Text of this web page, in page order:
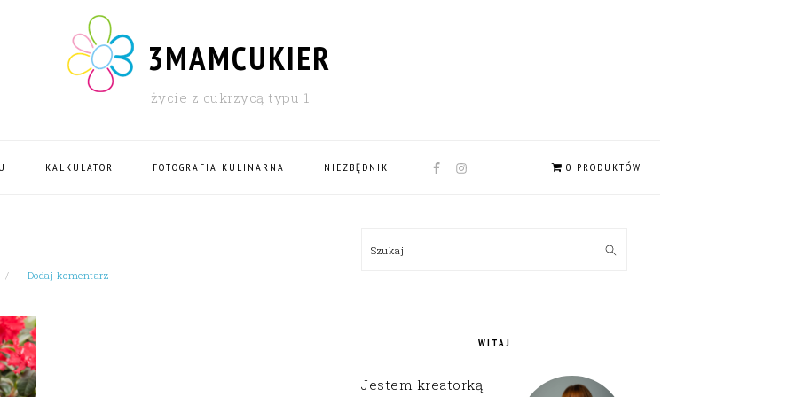
3MAMCUKIER
życie z cukrzycą typu 1
KALKULATOR FOTOGRAFIA KULINARNA NIEZBĘDNIK
NAV
0 PRODUKTÓW
Dodaj komentarz
SIDEBAR
Szukaj
WITAJ
Jestem kreatorką